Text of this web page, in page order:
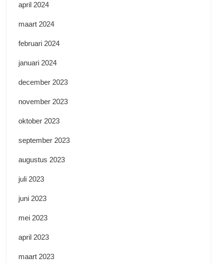
april 2024
maart 2024
februari 2024
januari 2024
december 2023
november 2023
oktober 2023
september 2023
augustus 2023
juli 2023
juni 2023
mei 2023
april 2023
maart 2023